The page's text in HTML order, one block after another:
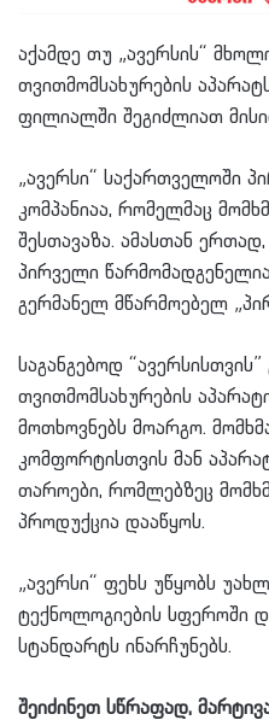
აქამდე თუ „ავერსის“
თვითმომსახურების
ფილიალში შეგიძლიათ
„ავერსი“ საქართველოში
კომპანიაა, რომელმაც
შესთავაზა. ამასთან
პირველი
გერმანელ მწარმოებელ
საგანგებოდ
თვითმომსახურების
მოთხოვნებს მოარგო.
კომფორტისთვის მან
თაროები, რომლებზეც
პროდუქცია დააწყოს.
„ავერსი“ ფეხს უწყობს
ტექნოლოგიების სფეროში
სტანდარტს ინარჩუნებს.
შეიძინეთ სწრაფად,